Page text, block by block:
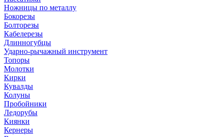
Ножницы по металлу
Бокорезы
Болторезы
Кабелерезы
Длинногубцы
Ударно-рычажный инструмент
Топоры
Молотки
Кирки
Кувалды
Колуны
Пробойники
Ледорубы
Киянки
Кернеры